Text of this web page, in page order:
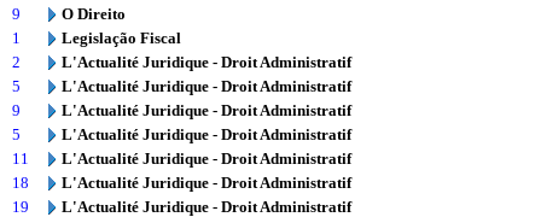
9
O Direito
1
Legislação Fiscal
2
L'Actualité Juridique - Droit Administratif
5
L'Actualité Juridique - Droit Administratif
9
L'Actualité Juridique - Droit Administratif
5
L'Actualité Juridique - Droit Administratif
11
L'Actualité Juridique - Droit Administratif
18
L'Actualité Juridique - Droit Administratif
19
L'Actualité Juridique - Droit Administratif